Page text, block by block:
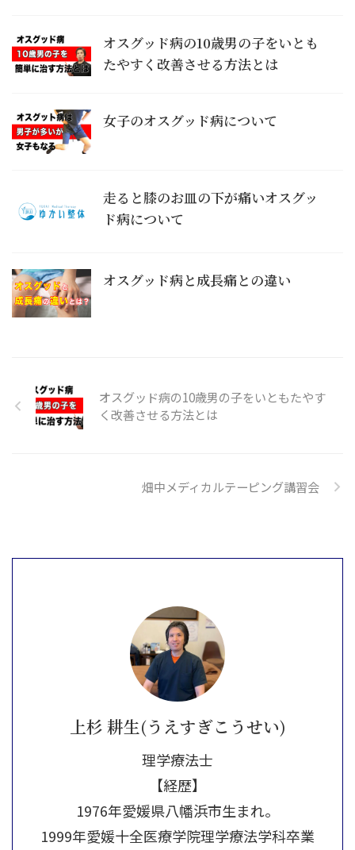
オスグッド病の10歳男の子をいとも
たやすく改善させる方法とは
女子のオスグッド病について
走ると膝のお皿の下が痛いオスグッ
ド病について
オスグッド病と成長痛との違い
オスグッド病の10歳男の子をいともたやす
く改善させる方法とは
畑中メディカルテーピング講習会
上杉 耕生(うえすぎこうせい)
理学療法士
【経歴】
1976年愛媛県八幡浜市生まれ。
1999年愛媛十全医療学院理学療法学科卒業